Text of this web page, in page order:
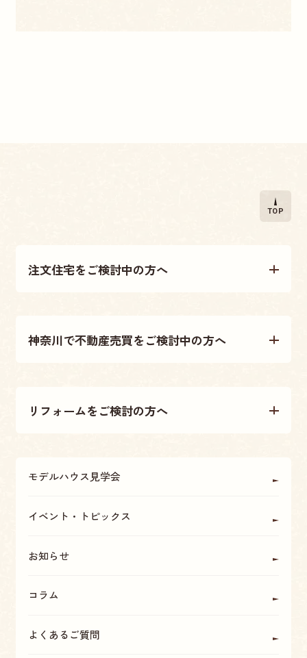
注文住宅をご検討中の方へ
施工事例
神奈川で不動産売買をご検討中の方へ
不動産情報
リフォームをご検討の方へ
モデルハウス見学会
イベント・トピックス
お知らせ
コラム
よくあるご質問
TOP